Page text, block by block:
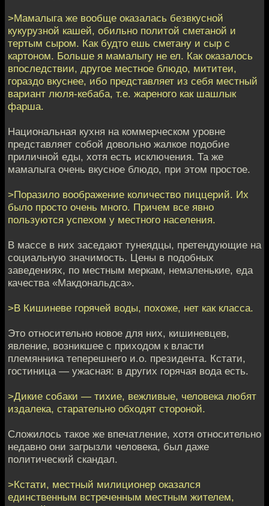
>Мамалыга же вообще оказалась безвкусной
кукурузной кашей, обильно политой сметаной и
тертым сыром. Как будто ешь сметану и сыр с
картоном. Больше я мамалыгу не ел. Как оказалось
впоследствии, другое местное блюдо, мититеи,
гораздо вкуснее, ибо представляет из себя местный
вариант люля-кебаба, т.е. жареного как шашлык
фарша.
Национальная кухня на коммерческом уровне
представляет собой довольно жалкое подобие
приличной еды, хотя есть исключения. Та же
мамалыга очень вкусное блюдо, при этом простое.
>Поразило воображение количество пиццерий. Их
было просто очень много. Причем все явно
пользуются успехом у местного населения.
В массе в них заседают тунеядцы, претендующие на
социальную значимость. Цены в подобных
заведениях, по местным меркам, немаленькие, еда
качества «Макдональдса».
>В Кишиневе горячей воды, похоже, нет как класса.
Это относительно новое для них, кишиневцев,
явление, возникшее с приходом к власти
племянника теперешнего и.о. президента. Кстати,
гостиница — ужасная: в других горячая вода есть.
>Дикие собаки — тихие, вежливые, человека любят
издалека, старательно обходят стороной.
Сложилось такое же впечатление, хотя относительно
недавно они загрызли человека, был даже
политический скандал.
>Кстати, местный милиционер оказался
единственным встреченным местным жителем,